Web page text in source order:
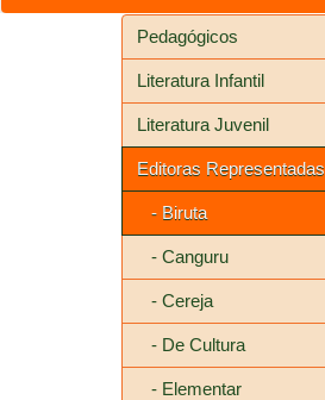
Pedagógicos
Literatura Infantil
Literatura Juvenil
Editoras Representadas
- Biruta
- Canguru
- Cereja
- De Cultura
- Elementar